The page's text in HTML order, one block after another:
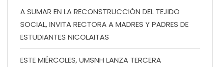
A SUMAR EN LA RECONSTRUCCIÓN DEL TEJIDO
SOCIAL, INVITA RECTORA A MADRES Y PADRES DE
ESTUDIANTES NICOLAITAS
ESTE MIÉRCOLES, UMSNH LANZA TERCERA